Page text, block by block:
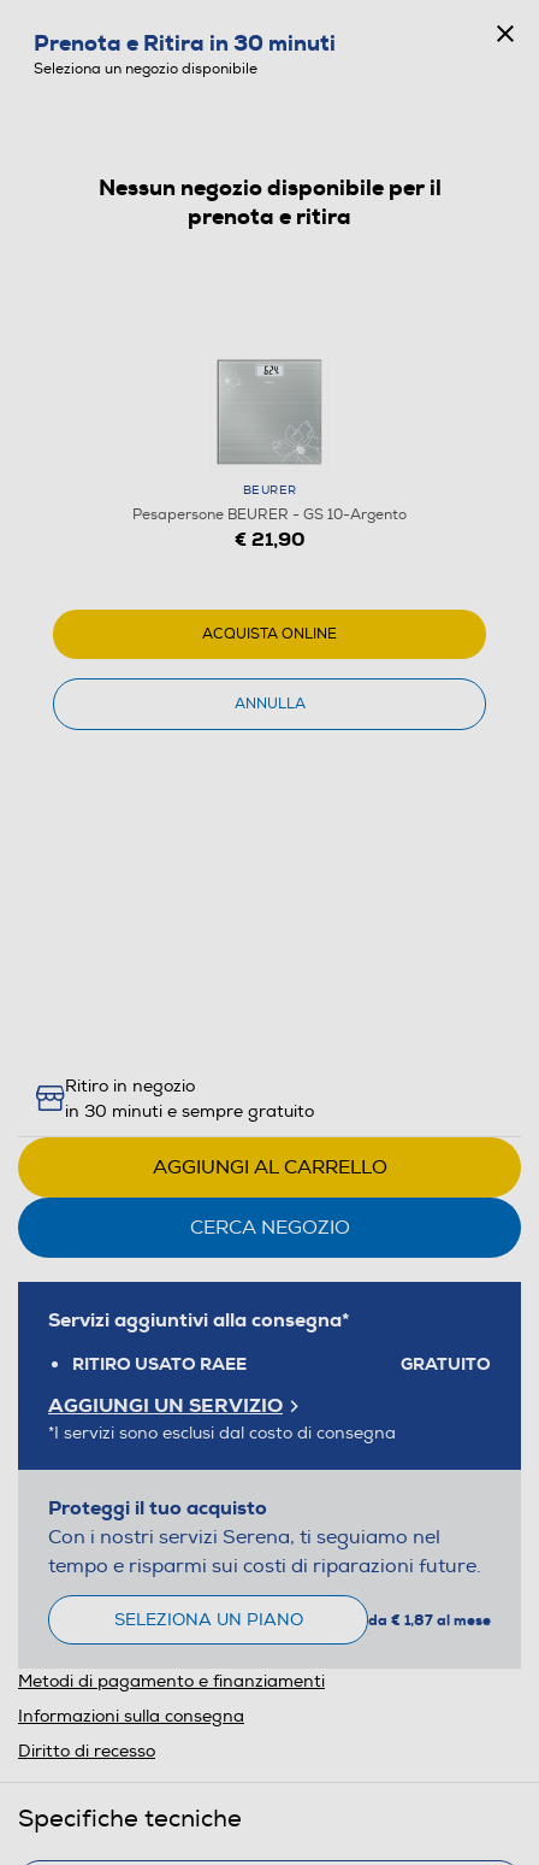
PESAPERSONE
6
BEURER - GS 10-Argento
Ritiro in negozio
in 30 minuti e sempre gratuito
AGGIUNGI AL CARRELLO
CERCA NEGOZIO
Servizi aggiuntivi alla consegna*
RITIRO USATO RAEE GRATUITO
AGGIUNGI UN SERVIZIO
*I servizi sono esclusi dal costo di consegna
Proteggi il tuo acquisto
Con i nostri servizi Serena, ti seguiamo nel
tempo e risparmi sui costi di riparazioni future.
SELEZIONA UN PIANO da € 1,87 al mese
Metodi di pagamento e finanziamenti
Informazioni sulla consegna
Diritto di recesso
Specifiche tecniche
Prenota e Ritira in 30 minuti
Seleziona un negozio disponibile
Nessun negozio disponibile per il
prenota e ritira
BEURER
Pesapersone BEURER - GS 10-Argento
€ 21,90
ACQUISTA ONLINE
ANNULLA